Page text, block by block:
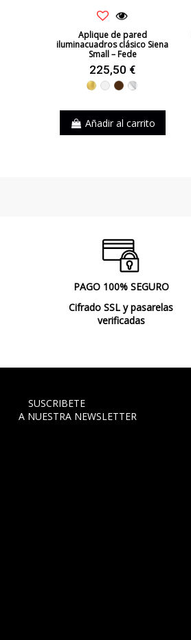
Aplique de pared
iluminacuadros clásico Siena
Small – Fede
225,50 €
Dorado
Blanco
MarrónCromo
Añadir al carrito
PAGO 100% SEGURO
Cifrado SSL y pasarelas
verificadas
SUSCRIBETE
A NUESTRA NEWSLETTER